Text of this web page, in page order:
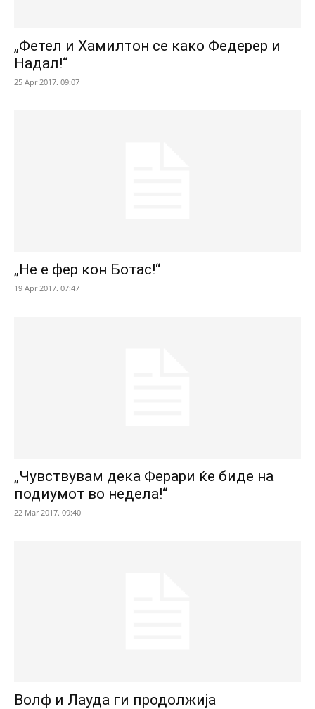
„Фетел и Хамилтон се како Федерер и
Надал!“
25 Apr 2017. 09:07
„Не е фер кон Ботас!“
19 Apr 2017. 07:47
„Чувствувам дека Ферари ќе биде на
подиумот во недела!“
22 Mar 2017. 09:40
Волф и Лауда ги продолжија